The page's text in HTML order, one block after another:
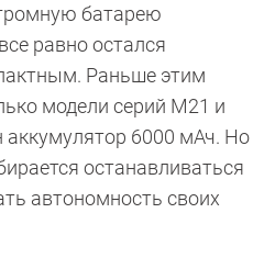
батарею
равно остался
Раньше этим
модели серий M21 и
аккумулятор 6000 мАч. Но
останавливаться
автономность своих